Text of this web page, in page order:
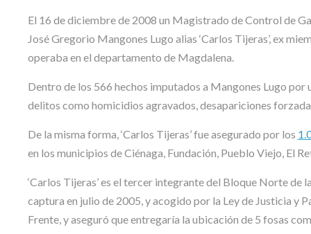
El 16 de diciembre de 2008 un Magistrado de Control de
José Gregorio Mangones Lugo alias ‘Carlos Tijeras’, ex
operaba en el departamento de Magdalena.
Dentro de los 566 hechos imputados a Mangones Lugo
delitos como homicidios agravados, desapariciones
De la misma forma, ‘Carlos Tijeras’ fue asegurado por los
en los municipios de Ciénaga, Fundación, Pueblo Viejo, El
‘Carlos Tijeras’ es el tercer integrante del Bloque Norte de
captura en julio de 2005, y acogido por la Ley de Justicia y
Frente, y aseguró que entregaría la ubicación de 5 fosas